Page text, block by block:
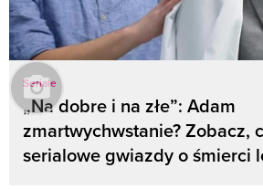
Seriale
„Na dobre i na złe”: Adam
zmartwychwstanie? Zobacz,
serialowe gwiazdy o śmierci